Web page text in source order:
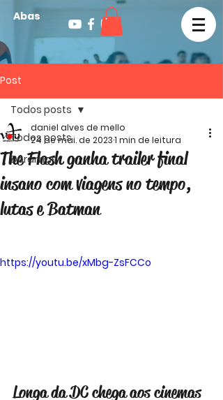
Abas
Post
Todos posts
Doramas
Todos posts
The Flash ganha trailer final
insano com viagens no tempo,
lutas e Batman
daniel alves de mello
24 de mai. de 20231 min de leitura
https://youtu.be/xMbg-ZsFCCo
Longa da DC chega aos cinemas